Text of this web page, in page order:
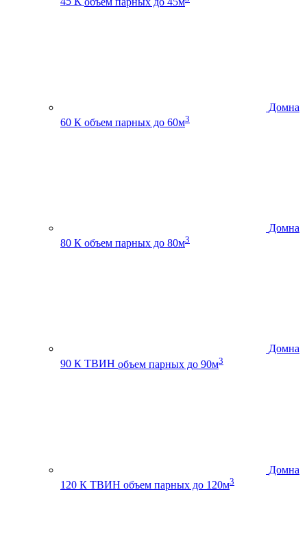
Домна
60 К объем парных до 60м3
Домна
80 К объем парных до 80м3
Домна
90 К ТВИН объем парных до 90м3
Домна
120 К ТВИН объем парных до 120м3